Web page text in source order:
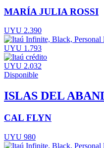
MARÍA JULIA ROSSI
UYU 2.390
UYU 1.793
UYU 2.032
Disponible
ISLAS DEL
CAL FLYN
UYU 980